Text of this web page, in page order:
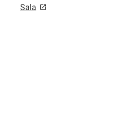
Sala